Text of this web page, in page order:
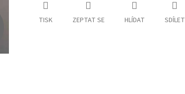
TISK ZEPTAT SE HLÍDAT SDÍLET